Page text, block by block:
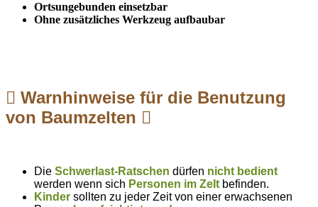
Ortsungebunden einsetzbar
Ohne zusätzliches Werkzeug aufbaubar
Warnhinweise für die Benutzung
von Baumzelten
Die Schwerlast-Ratschen dürfen nicht bedient
werden wenn sich Personen im Zelt befinden.
Kinder sollten zu jeder Zeit von einer erwachsenen